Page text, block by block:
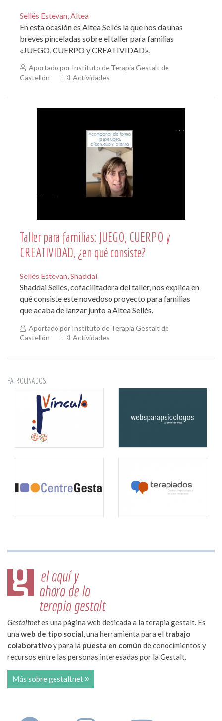
Sellés Estevan, Altea
En esta ocasión es Altea Sellés la que nos da unas
breves pinceladas sobre el taller para familias
«JUEGO, CUERPO y CREATIVIDAD».
Aportado por Instituto de Terapia Gestalt de
Castellón
Actividades
Taller para familias: JUEGO, CUERPO y
CREATIVIDAD, ¿en qué consiste?
Sellés Estevan, Shaddai
Shaddai Sellés, cofacilitadora del taller, nos explica en
qué consiste este novedoso proyecto para familias
que acaba de lanzar junto a Altea Sellés.
Aportado por Instituto de Terapia Gestalt de
Castellón
Actividades
PATROCINADOS
Gestaltnetes una página web dedicada a la terapia gestalt. Es
una web de tipo social, una herramienta para el trabajo
colaborativoy para la puesta en común de conocimientos y
recursos entre las personas interesadas por la Gestalt.
Más sobre gestaltnet